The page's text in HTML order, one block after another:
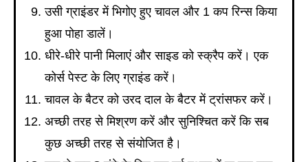
उसी ग्राइंडर में भिगोए हुए चावल और 1 कप रिन्स किया
हुआ पोहा डालें।
धीरे-धीरे पानी मिलाएं और साइड को स्क्रैप करें। एक
कोर्स पेस्ट के लिए ग्राइंड करें।
चावल के बैटर को उरद दाल के बैटर में ट्रांसफर करें।
अच्छी तरह से मिश्रण करें और सुनिश्चित करें कि सब
कुछ अच्छी तरह से संयोजित है।